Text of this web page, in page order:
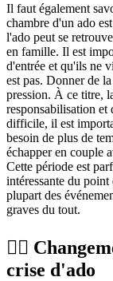
Il faut également
chambre d'un ado
l'ado peut se
en famille. Il est
d'entrée et qu'ils ne
est pas. Donner de
pression. À ce titre,
responsabilisation
difficile, il est
besoin de plus de
échapper en couple
Cette période est
intéressante du
plupart des
graves du tout.
😵‍💫
crise d'ado